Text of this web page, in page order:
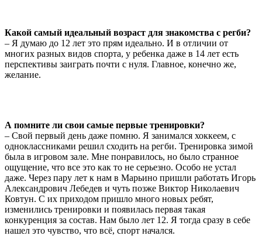
Какой самый идеальный возраст для знакомства с регби?
– Я думаю до 12 лет это прям идеально. И в отличии от
многих разных видов спорта, у ребенка даже в 14 лет есть
перспективы заиграть почти с нуля. Главное, конечно же,
желание.
А помните ли свои самые первые тренировки?
– Свой первый день даже помню. Я занимался хоккеем, с
одноклассниками решил сходить на регби. Тренировка зимой
была в игровом зале. Мне понравилось, но было странное
ощущение, что все это как то не серьезно. Особо не устал
даже. Через пару лет к нам в Марьино пришли работать Игорь
Александрович Лебедев и чуть позже Виктор Николаевич
Ковтун. С их приходом пришло много новых ребят,
изменились тренировки и появилась первая такая
конкуренция за состав. Нам было лет 12. Я тогда сразу в себе
нашел это чувство, что всё, спорт начался.